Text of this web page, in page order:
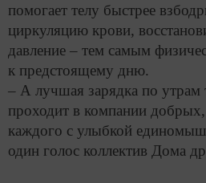
помогает телу быстрее
циркуляцию крови,
давление – тем самым
к предстоящему дню.
– А лучшая зарядка по утрам
проходит в компании
каждого с улыбкой
один голос коллектив Дома